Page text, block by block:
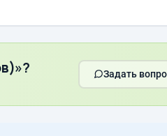
Задать